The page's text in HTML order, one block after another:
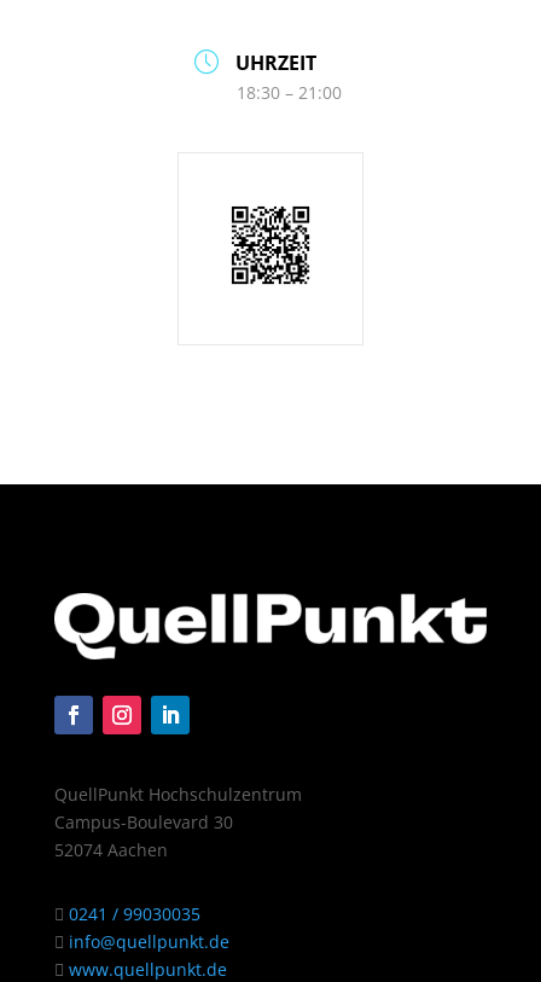
UHRZEIT
18:30 – 21:00
QuellPunkt Hochschulzentrum
Campus-Boulevard 30
52074 Aachen
0241 / 99030035
info@quellpunkt.de
www.quellpunkt.de